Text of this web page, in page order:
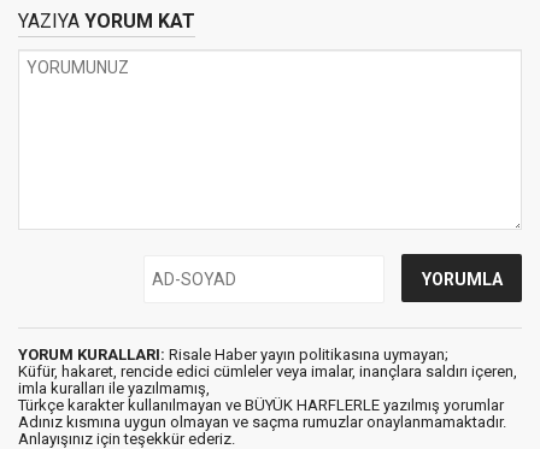
YAZIYA YORUM KAT
YORUM KURALLARI: Risale Haber yayın politikasına uymayan;
Küfür, hakaret, rencide edici cümleler veya imalar, inançlara saldırı içeren,
imla kuralları ile yazılmamış,
Türkçe karakter kullanılmayan ve BÜYÜK HARFLERLE yazılmış yorumlar
Adınız kısmına uygun olmayan ve saçma rumuzlar onaylanmamaktadır.
Anlayışınız için teşekkür ederiz.